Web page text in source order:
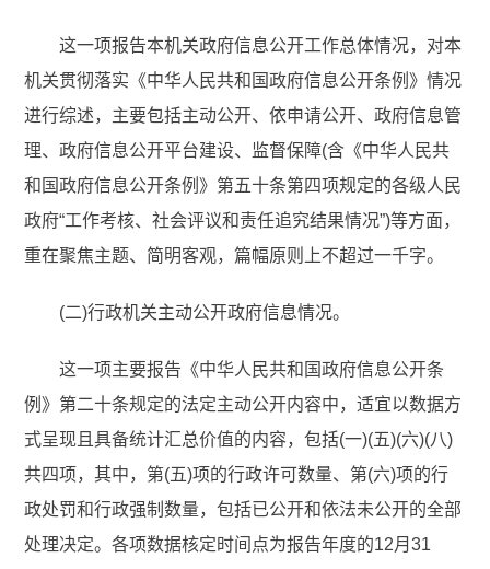
这一项报告本机关政府信息公开工作总体情况，对本
机关贯彻落实《中华人民共和国政府信息公开条例》情况
进行综述，主要包括主动公开、依申请公开、政府信息管
理、政府信息公开平台建设、监督保障(含《中华人民共
和国政府信息公开条例》第五十条第四项规定的各级人民
政府“工作考核、社会评议和责任追究结果情况”)等方面，
重在聚焦主题、简明客观，篇幅原则上不超过一千字。
(二)行政机关主动公开政府信息情况。
这一项主要报告《中华人民共和国政府信息公开条
例》第二十条规定的法定主动公开内容中，适宜以数据方
式呈现且具备统计汇总价值的内容，包括(一)(五)(六)(八)
共四项，其中，第(五)项的行政许可数量、第(六)项的行
政处罚和行政强制数量，包括已公开和依法未公开的全部
处理决定。各项数据核定时间点为报告年度的12月31